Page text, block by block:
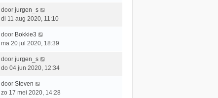
r
i
c
t
s
e
b
e
c
h
L
a
t
s
e
b
e
door jurgen_s
di 11 aug 2020, 11:10
L
a
t
s
e
b
door Bokkie3
ma 20 jul 2020, 18:39
L
a
t
s
door jurgen_s
do 04 jun 2020, 12:34
L
a
door Steven
zo 17 mei 2020, 14:28